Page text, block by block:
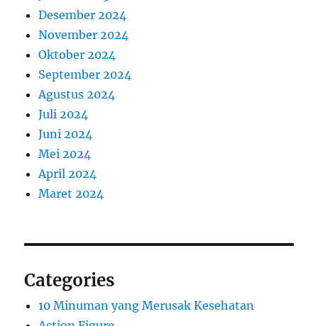
Desember 2024
November 2024
Oktober 2024
September 2024
Agustus 2024
Juli 2024
Juni 2024
Mei 2024
April 2024
Maret 2024
Categories
10 Minuman yang Merusak Kesehatan